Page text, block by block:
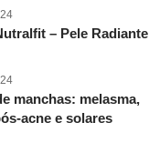
– Pele Radiante
manchas: melasma,
acne e solares